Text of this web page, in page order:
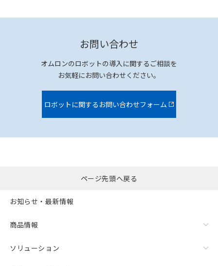
お問い合わせ
オムロンのロボットの導入に関するご相談を
お気軽にお問い合わせください。
ロボットに関するお問い合わせフォーム
ページ先頭へ戻る
お知らせ・最新情報
商品情報
ソリューション